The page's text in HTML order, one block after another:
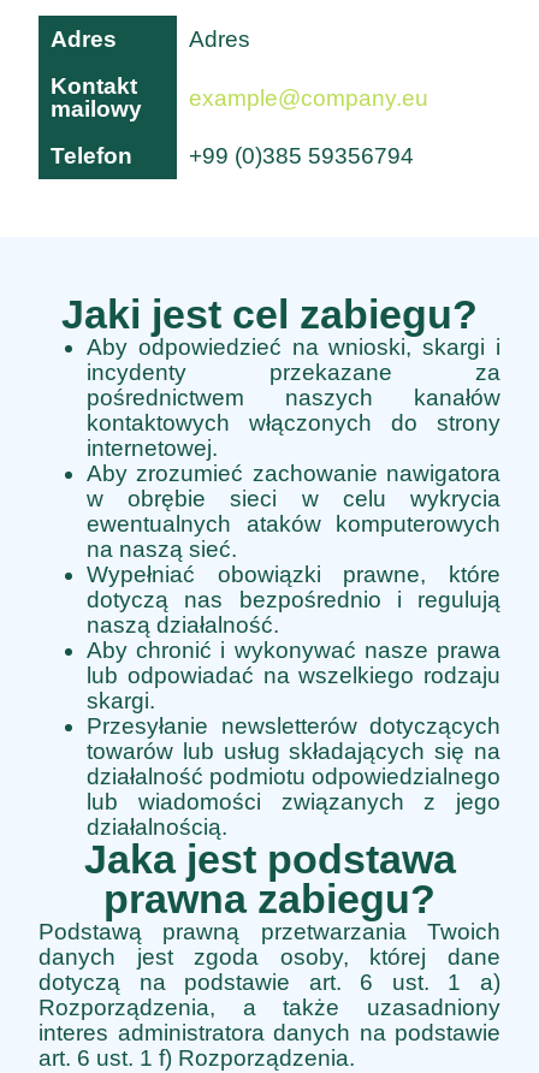
Adres
Adres
Kontakt
mailowy
example@company.eu
Telefon +99 (0)385 59356794
Jaki jest cel zabiegu?
Aby odpowiedzieć na wnioski, skargi i
incydenty przekazane za
pośrednictwem naszych kanałów
kontaktowych włączonych do strony
internetowej.
Aby zrozumieć zachowanie nawigatora
w obrębie sieci w celu wykrycia
ewentualnych ataków komputerowych
na naszą sieć.
Wypełniać obowiązki prawne, które
dotyczą nas bezpośrednio i regulują
naszą działalność.
Aby chronić i wykonywać nasze prawa
lub odpowiadać na wszelkiego rodzaju
skargi.
Przesyłanie newsletterów dotyczących
towarów lub usług składających się na
działalność podmiotu odpowiedzialnego
lub wiadomości związanych z jego
działalnością.
Jaka jest podstawa
prawna zabiegu?
Podstawą prawną przetwarzania Twoich
danych jest zgoda osoby, której dane
dotyczą na podstawie art. 6 ust. 1 a)
Rozporządzenia, a także uzasadniony
interes administratora danych na podstawie
art. 6 ust. 1 f) Rozporządzenia.